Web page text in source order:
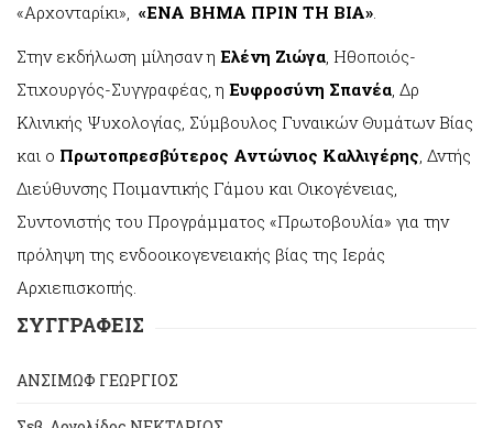
«Αρχονταρίκι», «ΕΝΑ ΒΗΜΑ ΠΡΙΝ ΤΗ ΒΙΑ».
Στην εκδήλωση μίλησαν η Ελένη Ζιώγα, Ηθοποιός-
Στιχουργός-Συγγραφέας, η Ευφροσύνη Σπανέα, Δρ
Κλινικής Ψυχολογίας, Σύμβουλος Γυναικών Θυμάτων Βίας
και ο Πρωτοπρεσβύτερος Αντώνιος Καλλιγέρης, Δντής
Διεύθυνσης Ποιμαντικής Γάμου και Οικογένειας,
Συντονιστής του Προγράμματος «Πρωτοβουλία» για την
πρόληψη της ενδοοικογενειακής βίας της Ιεράς
Αρχιεπισκοπής.
ΣΥΓΓΡΑΦΕΙΣ
ΑΝΣΙΜΩΦ ΓΕΩΡΓΙΟΣ